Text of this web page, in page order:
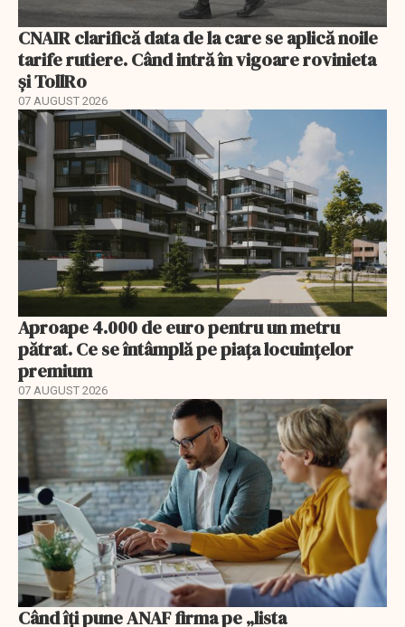
CNAIR clarifică data de la care se aplică noile
tarife rutiere. Când intră în vigoare rovinieta
și TollRo
07 AUGUST 2026
Aproape 4.000 de euro pentru un metru
pătrat. Ce se întâmplă pe piața locuințelor
premium
07 AUGUST 2026
Când îți pune ANAF firma pe „lista